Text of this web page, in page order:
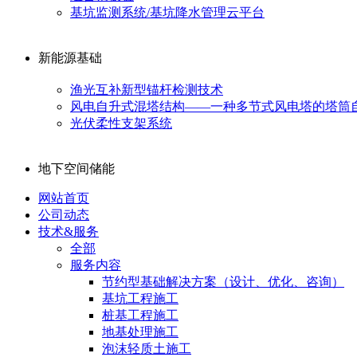
基坑监测系统/基坑降水管理云平台
新能源基础
渔光互补新型锚杆检测技术
风电自升式混塔结构——一种多节式风电塔的塔筒
光伏柔性支架系统
地下空间储能
网站首页
公司动态
技术&服务
全部
服务内容
节约型基础解决方案（设计、优化、咨询）
基坑工程施工
桩基工程施工
地基处理施工
泡沫轻质土施工